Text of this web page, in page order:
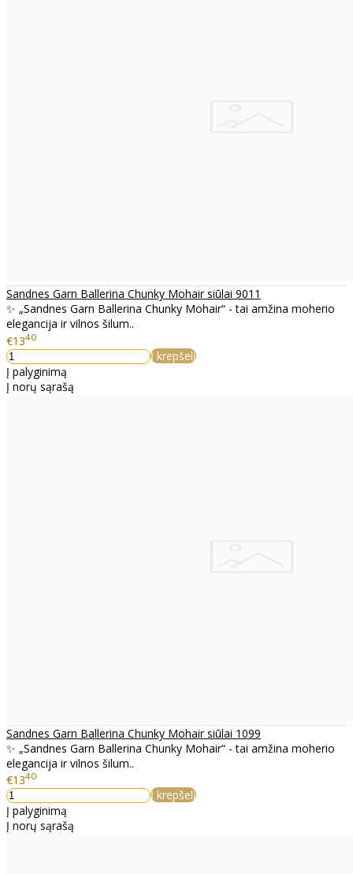
Sandnes Garn Ballerina Chunky Mohair siūlai 9011
✨ „Sandnes Garn Ballerina Chunky Mohair“ - tai amžina moherio
elegancija ir vilnos šilum..
€1340
Į krepšelį
Į palyginimą
Į norų sąrašą
Sandnes Garn Ballerina Chunky Mohair siūlai 1099
✨ „Sandnes Garn Ballerina Chunky Mohair“ - tai amžina moherio
elegancija ir vilnos šilum..
€1340
Į krepšelį
Į palyginimą
Į norų sąrašą